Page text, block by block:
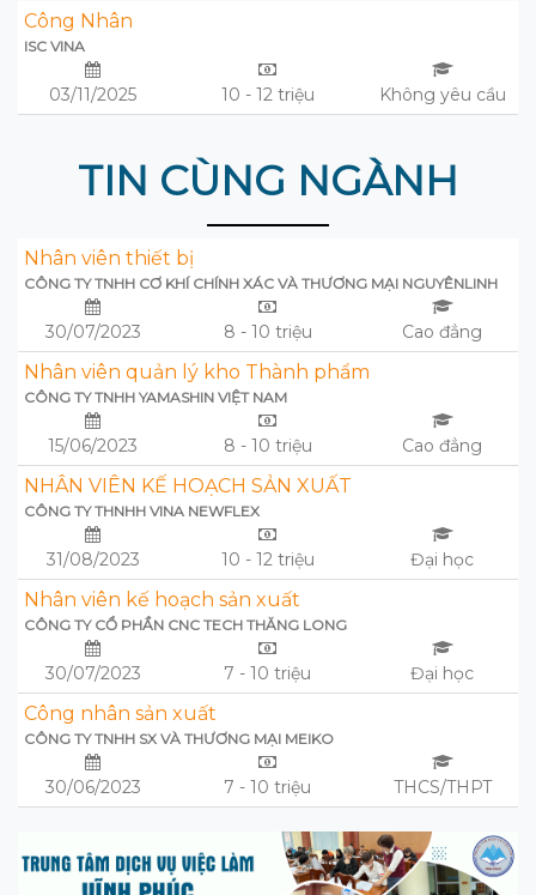
Công Nhân
ISC VINA
03/11/2025 10 - 12 triệu Không yêu cầu
TIN CÙNG NGÀNH
Nhân viên thiết bị
CÔNG TY TNHH CƠ KHÍ CHÍNH XÁC VÀ THƯƠNG MẠI NGUYÊNLINH
30/07/2023 8 - 10 triệu Cao đẳng
Nhân viên quản lý kho Thành phẩm
CÔNG TY TNHH YAMASHIN VIỆT NAM
15/06/2023 8 - 10 triệu Cao đẳng
NHÂN VIÊN KẾ HOẠCH SẢN XUẤT
CÔNG TY THNHH VINA NEWFLEX
31/08/2023 10 - 12 triệu Đại học
Nhân viên kế hoạch sản xuất
CÔNG TY CỔ PHẦN CNC TECH THĂNG LONG
30/07/2023 7 - 10 triệu Đại học
Công nhân sản xuất
CÔNG TY TNHH SX VÀ THƯƠNG MẠI MEIKO
30/06/2023 7 - 10 triệu THCS/THPT